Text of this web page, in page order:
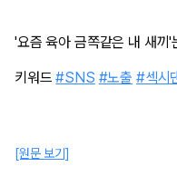
'요즘 육아 금쪽같은 내 새끼
키워드#SNS #노출 #섹시
[원문 보기]